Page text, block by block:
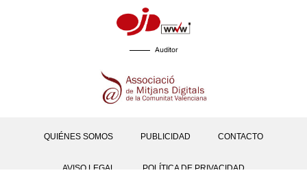
Auditor
QUIÉNES SOMOS PUBLICIDAD CONTACTO
AVISO LEGAL POLÍTICA DE PRIVACIDAD